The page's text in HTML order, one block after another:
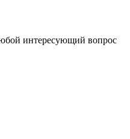
интересующий вопрос